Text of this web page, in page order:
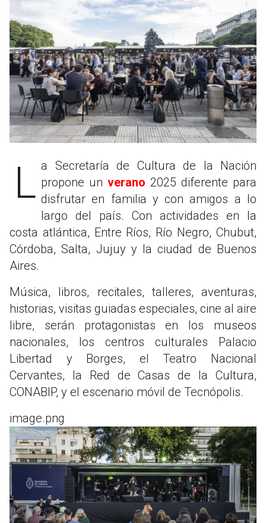
La Secretaría de Cultura de la Nación propone un verano 2025 diferente para
disfrutar en familia y con amigos a lo
largo del país. Con actividades en la
costa atlántica, Entre Ríos, Río Negro, Chubut,
Córdoba, Salta, Jujuy y la ciudad de Buenos
Aires.
Música, libros, recitales, talleres, aventuras,
historias, visitas guiadas especiales, cine al aire
libre, serán protagonistas en los museos
nacionales, los centros culturales Palacio
Libertad y Borges, el Teatro Nacional
Cervantes, la Red de Casas de la Cultura,
CONABIP, y el escenario móvil de Tecnópolis.
image.png